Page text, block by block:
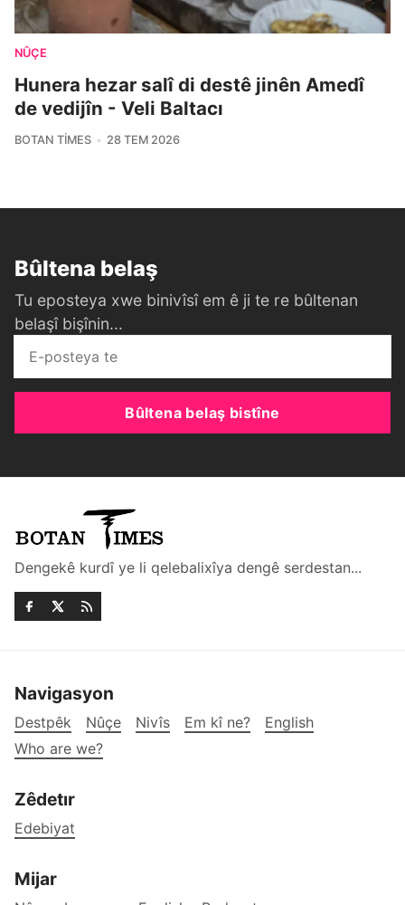
NÛÇE
Hunera hezar salî di destê jinên Amedî
de vedijîn - Veli Baltacı
BOTAN TIMES 28 TEM 2026
Bûltena belaş
Tu eposteya xwe binivîsî em ê ji te re bûltenan
belaşî bişînin...
Bûltena belaş bistîne
Dengekê kurdî ye li qelebalixîya dengê serdestan...
Navigasyon
Destpêk Nûçe Nivîs Em kî ne?
English
Who are we?
Zêdetır
Edebiyat
Mijar